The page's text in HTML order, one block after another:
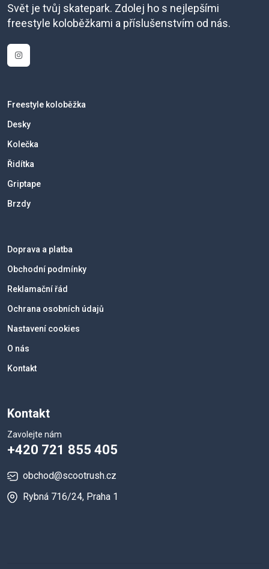
Svět je tvůj skatepark. Zdolej ho s nejlepšími
freestyle koloběžkami a příslušenstvím od nás.
Freestyle koloběžka
Desky
Kolečka
Řidítka
Griptape
Brzdy
Doprava a platba
Obchodní podmínky
Reklamační řád
Ochrana osobních údajů
Nastavení cookies
O nás
Kontakt
Kontakt
Zavolejte nám
+420 721 855 405
obchod@scootrush.cz
Rybná 716/24, Praha 1